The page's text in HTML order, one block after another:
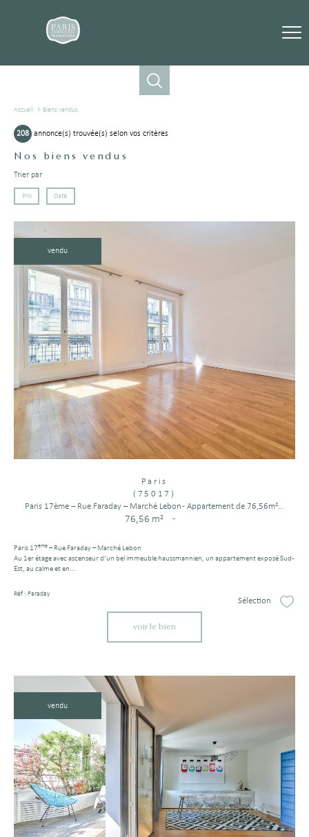
Accueil Biens vendus
208 annonce(s) trouvée(s) selon vos critères
Nos biens vendus
Trier par
Prix Date
vendu
Paris
(75017)
Paris 17ème – Rue Faraday – Marché Lebon - Appartement de 76,56m²...
76,56 m² -
Paris 17ème – Rue Faraday – Marché Lebon
Au 1er étage avec ascenseur d’un bel immeuble haussmannien, un appartement exposé Sud-
Est, au calme et en...
Réf : Faraday
Sélection
voir le bien
vendu